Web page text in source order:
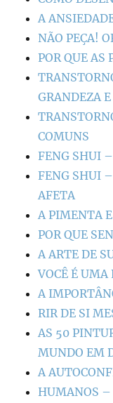
A
NÃO PEÇA!
POR QUE AS
GRANDEZA E
COMUNS
FENG SHUI
FENG SHUI
AFETA
A PIMENTA
POR QUE
A ARTE DE
VOCÊ É UMA
A
RIR DE SI
AS 50
MUNDO EM
A
HUMANOS –